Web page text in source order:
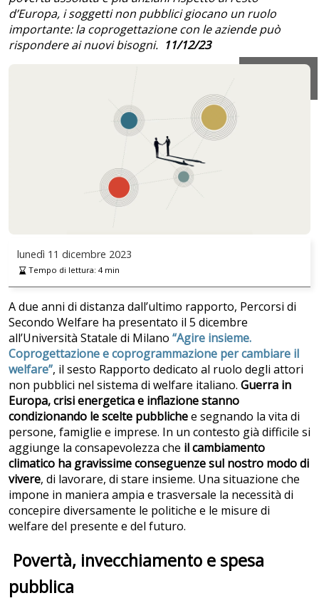
d’Europa, i soggetti non pubblici giocano un ruolo
importante: la coprogettazione con le aziende può
rispondere ai nuovi bisogni. 11/12/23
lunedì 11 dicembre 2023
Tempo di lettura: 4min
A due anni di distanza dall’ultimo rapporto, Percorsi di
Secondo Welfare ha presentato il 5 dicembre
all’Università Statale di Milano “Agire insieme.
Coprogettazione e coprogrammazione per cambiare il
welfare”, il sesto Rapporto dedicato al ruolo degli attori
non pubblici nel sistema di welfare italiano. Guerra in
Europa, crisi energetica e inflazione stanno
condizionando le scelte pubblichee segnando la vita di
persone, famiglie e imprese. In un contesto già difficile si
aggiunge la consapevolezza che il cambiamento
climatico ha gravissime conseguenze sul nostro modo di
vivere, di lavorare, di stare insieme. Una situazione che
impone in maniera ampia e trasversale la necessità di
concepire diversamente le politiche e le misure di
welfare del presente e del futuro.
Povertà, invecchiamento e spesa
pubblica